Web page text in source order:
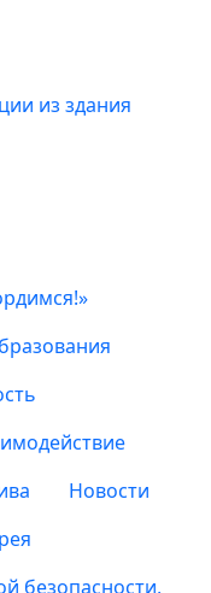
из здания
Новости
безопасности,